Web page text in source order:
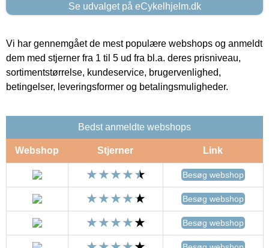
Se udvalget på eCykelhjelm.dk
Vi har gennemgået de mest populære webshops og anmeldt
dem med stjerner fra 1 til 5 ud fra bl.a. deres prisniveau,
sortimentstørrelse, kundeservice, brugervenlighed,
betingelser, leveringsformer og betalingsmuligheder.
Bedst anmeldte webshops
Webshop Stjerner Link
Besøg webshop
Besøg webshop
Besøg webshop